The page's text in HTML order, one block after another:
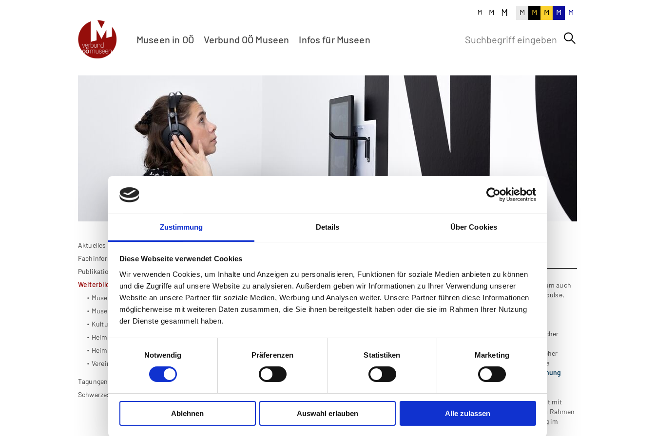
Zustimmung Details Über Cookies
Diese Webseite verwendet Cookies
Wir verwenden Cookies, um Inhalte und Anzeigen zu personalisieren, Funktionen für soziale Medien anbieten zu können
und die Zugriffe auf unsere Website zu analysieren. Außerdem geben wir Informationen zu Ihrer Verwendung unserer
Website an unsere Partner für soziale Medien, Werbung und Analysen weiter. Unsere Partner führen diese Informationen
möglicherweise mit weiteren Daten zusammen, die Sie ihnen bereitgestellt haben oder die sie im Rahmen Ihrer Nutzung
der Dienste gesammelt haben.
Notwendig
Präferenzen Statistiken Marketing
Ablehnen Auswahl erlauben Alle zulassen
M M M M M M M M
Museen in OÖ Verbund OÖ Museen Infos für Museen
Aktuelles
Fachinformationen
Publikationen
Weiterbildung
Museumskustode/in
Museum plus
Kulturvermittlung
Heimatforschung
Heimatforschung plus
Vereinsarbeit
Tagungen
Schwarzes Brett
Bei den stetig steigenden Anforderungen an Museen ist eine gezielte Aus- und Weiterbildung überaus hilfreich, um auch
zukünftig die vielfältigen Aufgabenfelder erfolgreich bewältigen zu können. Weiterbildung bietet Anregungen, Impulse,
aber auch praxisnahe Tipps für die tägliche Museumsarbeit und sie dient der Vernetzung innerhalb der
Museumsgemeinschaft.
An dieser Stelle informieren wir Sie über die Weiter- und Fortbildungsangebote des Verbundes Oberösterreichischer
Ausbildungslehrgang Heimatforschung
, an deren Konzeption und Durchführung der Verbund Oberösterreichischer
. Diese bietet auch eine eigene
Seminarschiene zur
Vereinsarbeit an. Darüberhinaus werden die Seminarreihen Museum plus und
Heimatforschung
Mehrmals durchgeführt wurde zudem das QualifizierungsseminarMuseum und Tourismus, das in Zusammenarbeit mit
dem MBA-Tourismusmangagement an der Johannes Kepler Universität Linz konzipiert wurde und 2021/2022 im Rahmen
mit neuem Konzept und mit einem Schwerpunkt im Bereich der Digitalisierung im